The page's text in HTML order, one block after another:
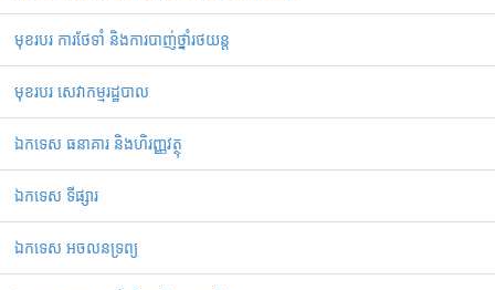
មុខរបរ ការថែទាំ និងការបាញ់ថ្នាំរថយន្ត
មុខរបរ សេវាកម្មរដ្ឋបាល
ឯកទេស ធនាគារ និងហិរញ្ញវត្ថុ
ឯកទេស ទីផ្សារ
ឯកទេស អចលនទ្រព្យ